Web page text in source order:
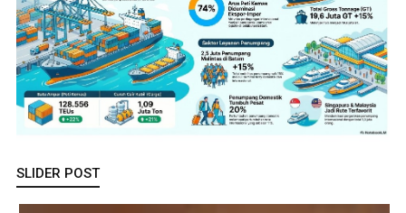
SLIDER POST